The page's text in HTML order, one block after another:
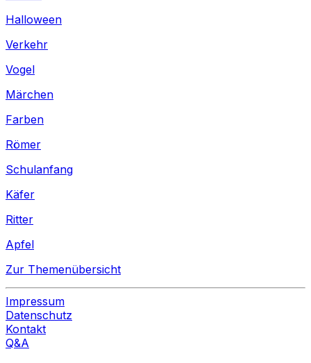
Halloween
Verkehr
Vogel
Märchen
Farben
Römer
Schulanfang
Käfer
Ritter
Apfel
Zur Themenübersicht
Impressum
Datenschutz
Kontakt
Q&A